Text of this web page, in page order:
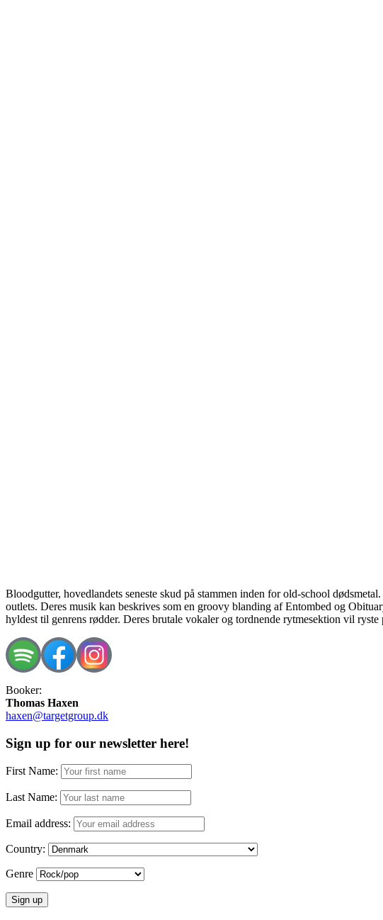
Bloodgutter, hovedlandets seneste skud på stammen inden for old-school
outlets. Deres musik kan beskrives som en groovy blanding af Entombed og
hyldest til genrens rødder. Deres brutale vokaler og tordnende rytmesektion vil
Booker:
Thomas Haxen
haxen@targetgroup.dk
Sign up for our newsletter here!
First Name:
Last Name:
Email address:
Country:
Genre